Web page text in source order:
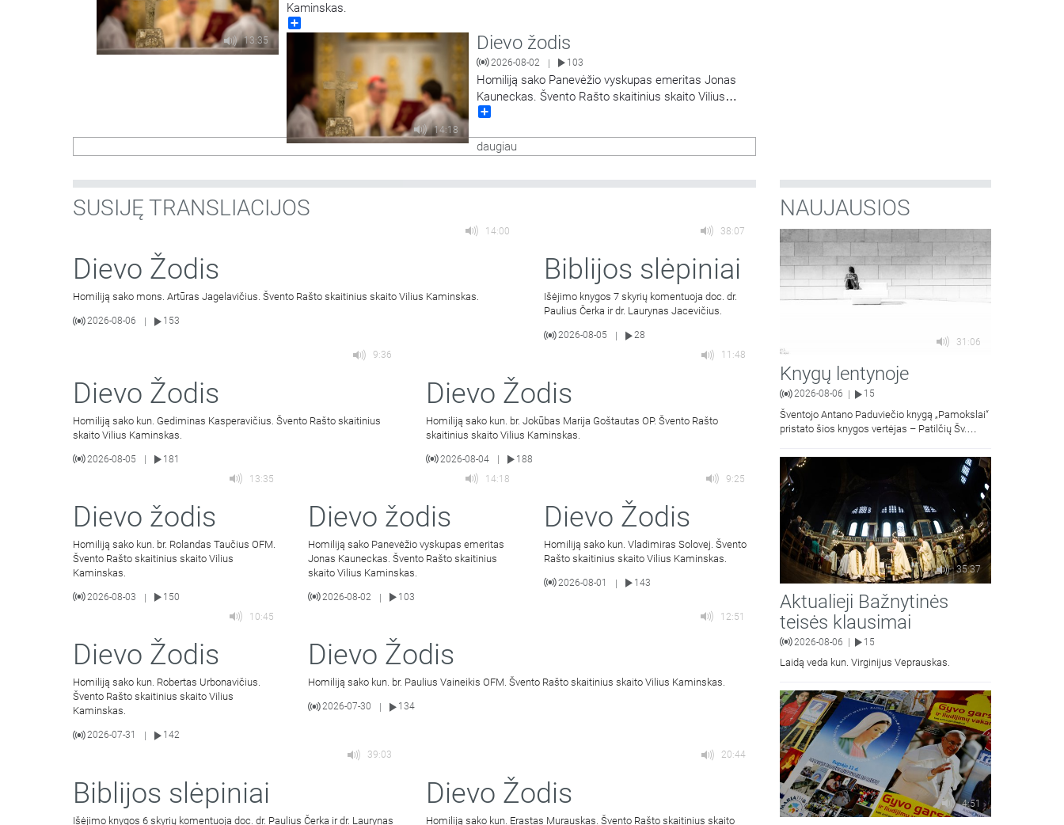
13:35
Kaminskas.
14:18
Dievo žodis
2026-08-02 | 103
Homiliją sako Panevėžio vyskupas emeritas Jonas
Kauneckas. Švento Rašto skaitinius skaito Vilius
Kaminskas.
daugiau
SUSIJĘ TRANSLIACIJOS
14:00
Dievo Žodis
Homiliją sako mons. Artūras Jagelavičius. Švento Rašto skaitinius skaito Vilius Kaminskas.
2026-08-06 153
38:07
Biblijos slėpiniai
Išėjimo knygos 7 skyrių komentuoja doc. dr.
Paulius Čerka ir dr. Laurynas Jacevičius.
2026-08-05
28
9:36
Dievo Žodis
Homiliją sako kun. Gediminas Kasperavičius. Švento Rašto skaitinius
skaito Vilius Kaminskas.
2026-08-05 181
11:48
Dievo Žodis
Homiliją sako kun. br. Jokūbas Marija Goštautas OP. Švento Rašto
skaitinius skaito Vilius Kaminskas.
2026-08-04
188
13:35
Dievo žodis
Homiliją sako kun. br. Rolandas Taučius OFM.
Švento Rašto skaitinius skaito Vilius
Kaminskas.
2026-08-03 | 150
14:18
Dievo žodis
Homiliją sako Panevėžio vyskupas emeritas
Jonas Kauneckas. Švento Rašto skaitinius
skaito Vilius Kaminskas.
2026-08-02 | 103
9:25
Dievo Žodis
Homiliją sako kun. Vladimiras Solovej. Švento
Rašto skaitinius skaito Vilius Kaminskas.
2026-08-01 | 143
10:45
Dievo Žodis
Homiliją sako kun. Robertas Urbonavičius.
Švento Rašto skaitinius skaito Vilius
Kaminskas.
2026-07-31 142
12:51
Dievo Žodis
Homiliją sako kun. br. Paulius Vaineikis OFM. Švento Rašto skaitinius skaito Vilius Kaminskas.
2026-07-30 134
39:03
Biblijos slėpiniai
Išėjimo knygos 6 skyrių komentuoja doc. dr. Paulius Čerka ir dr. Laurynas
20:44
Dievo Žodis
Homiliją sako kun. Erastas Murauskas. Švento Rašto skaitinius skaito
NAUJAUSIOS
31:06
Knygų lentynoje
2026-08-06 15
Šventojo Antano Paduviečio knygą „Pamokslai“
pristato šios knygos vertėjas – Patilčių Šv.
moralinės teologijos dr. Algirdas Petras
35:37
Aktualieji Bažnytinės
teisės klausimai
2026-08-06 15
Laidą veda kun. Virginijus Veprauskas.
4:51